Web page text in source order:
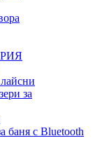
за
баня с Bluetooth